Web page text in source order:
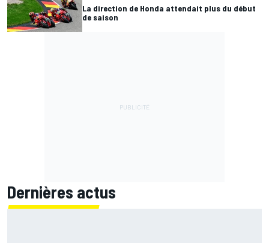
La direction de Honda attendait plus du début
de saison
Dernières actus